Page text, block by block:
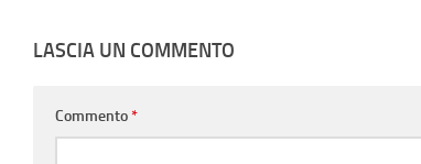
LASCIA UN COMMENTO
Commento*